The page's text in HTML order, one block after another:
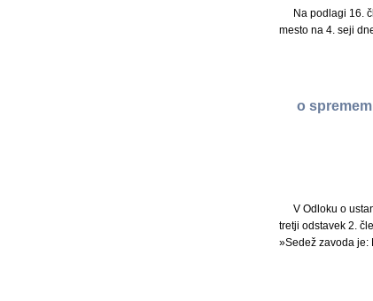
Na podlagi 16.
mesto na 4. seji
o
V Odloku o
tretji odstavek 2.
»Sedež zavoda je: